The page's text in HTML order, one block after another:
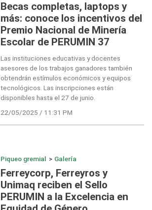
Becas completas, laptops y
más: conoce los incentivos del
Premio Nacional de Minería
Escolar de PERUMIN 37
Las instituciones educativas y docentes
asesores de los trabajos ganadores también
obtendrán estímulos económicos y equipos
tecnológicos. Las inscripciones están
disponibles hasta el 27 de junio.
22/05/2025 / 11:31 PM
Piqueo gremial > Galería
Ferreycorp, Ferreyros y
Unimaq reciben el Sello
PERUMIN a la Excelencia en